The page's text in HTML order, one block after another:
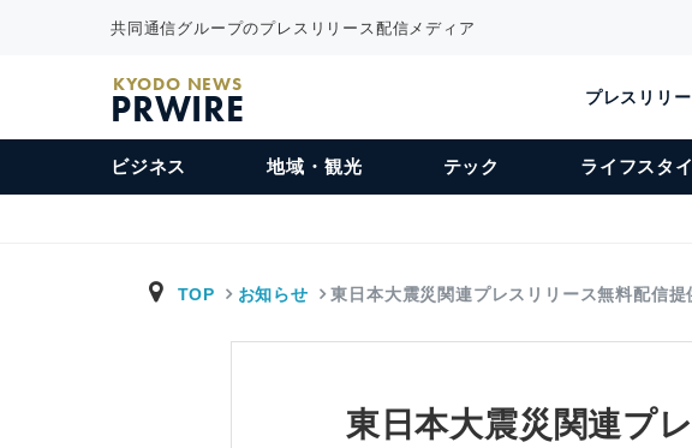
共同通信グループのプレスリリース配信メディア
KYODO NEWS
PRWIRE プレスリリ
ビジネス 地域・観光 テック ライフスタ
TOP お知らせ 東日本大震災関連プレスリリース無料配信提
東日本大震災関連プ